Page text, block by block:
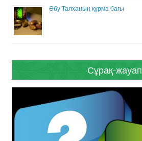
Әбу Талханың құрма бағы
Сұрақ-жауап